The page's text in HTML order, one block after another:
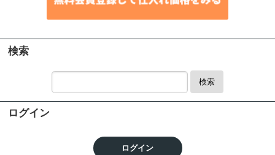
検索
検索
ログイン
ログイン